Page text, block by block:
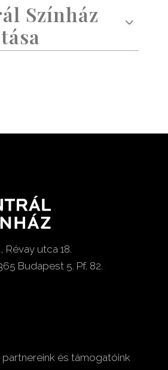
Színház
utca 18.
Budapest 5. Pf. 82.
és támogatóink